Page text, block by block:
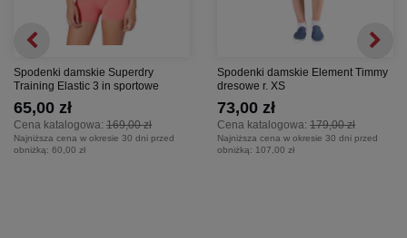
Spodenki damskie Superdry
Training Elastic 3 in sportowe
Cena katalogowa: 169,00 zł
65,00 zł
Najniższa cena w okresie 30 dni przed
obniżką: 60,00 zł
Spodenki damskie Element Timmy
dresowe r. XS
Cena katalogowa: 179,00 zł
73,00 zł
Najniższa cena w okresie 30 dni przed
obniżką: 107,00 zł